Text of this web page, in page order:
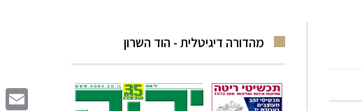
מהדורה דיגיטלית - הוד השרון